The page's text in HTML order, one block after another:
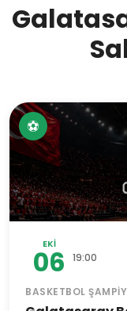
⚽
EKI
06 19:00
BASKETBOL